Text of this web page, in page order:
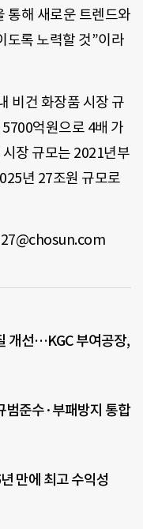
통해 새로운 트렌드와
도록 노력할 것”이라
비건 화장품 시장 규
억원으로 4배 가
장 규모는 2021년부
년 27조원 규모로
개선…KGC 부여공장,
범준수·부패방지 통합
만에 최고 수익성